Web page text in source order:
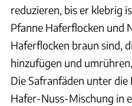
reduzieren, bis er klebrig
Pfanne Haferflocken und
Haferflocken braun sind,
hinzufügen und
Die Safranfäden unter die
Hafer-Nuss-Mischung in